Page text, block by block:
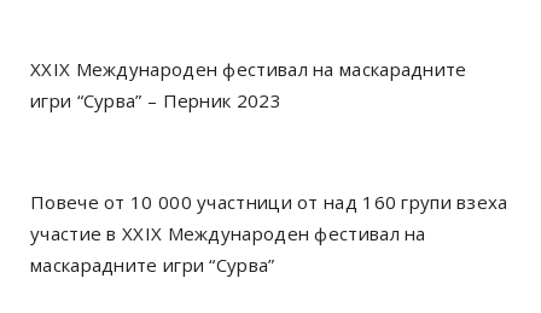
ХХIX Mеждународен фестивал на маскарадните
игри “Сурва” – Перник 2023
Повече от 10 000 участници от над 160 групи взеха
участие в ХХIX Mеждународен фестивал на
маскарадните игри “Сурва”